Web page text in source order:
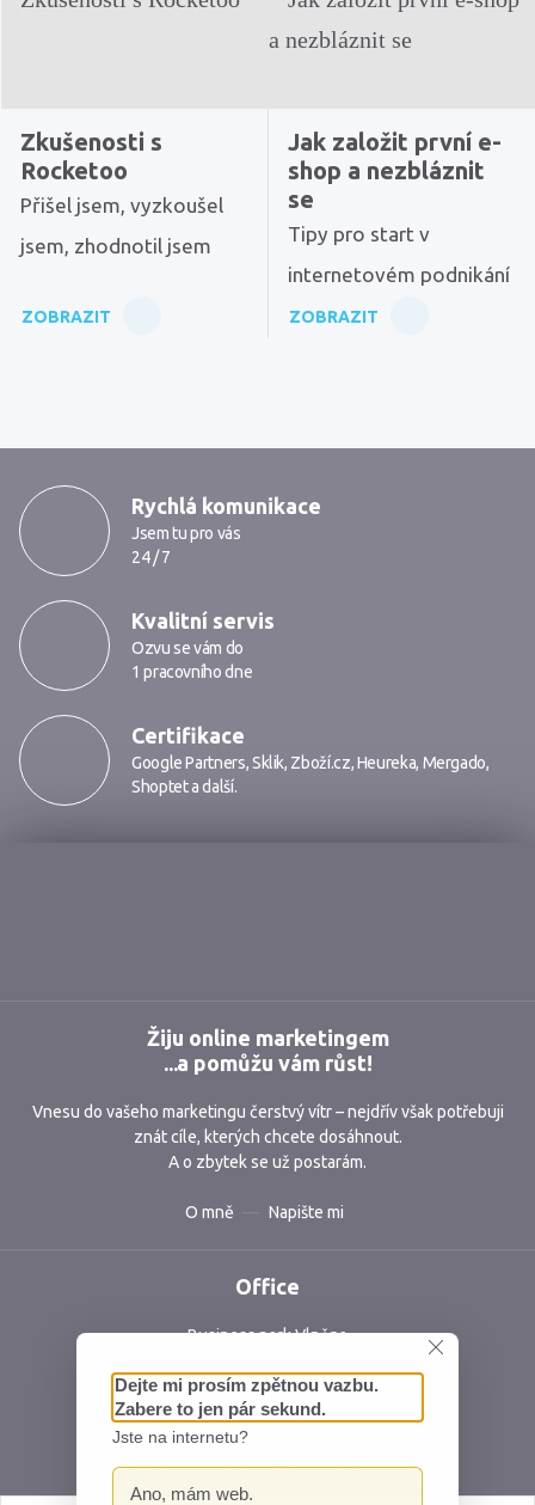
Zkušenosti s
Rocketoo
Přišel jsem, vyzkoušel
jsem, zhodnotil jsem
ZOBRAZIT
Jak založit první e-
shop a nezbláznit
se
Tipy pro start v
internetovém podnikání
ZOBRAZIT
MarkMedia
Rychlá komunikace
Jsem tu pro vás
24 / 7
Kvalitní servis
Ozvu se vám do
1 pracovního dne
Certifikace
Google Partners,Sklik, Zboží.cz,Heureka, Mergado,
Shopteta další.
Žiju online marketingem
...a pomůžu vám růst!
Vnesu do vašeho marketingu čerstvý vítr – nejdřív však potřebuji
znát cíle, kterých chcete dosáhnout.
A o zbytek se už postarám.
O mně Napište mi
Office
Business park Vlněna
Česká republika
IČ: 06762409 DIČ: CZ06762409